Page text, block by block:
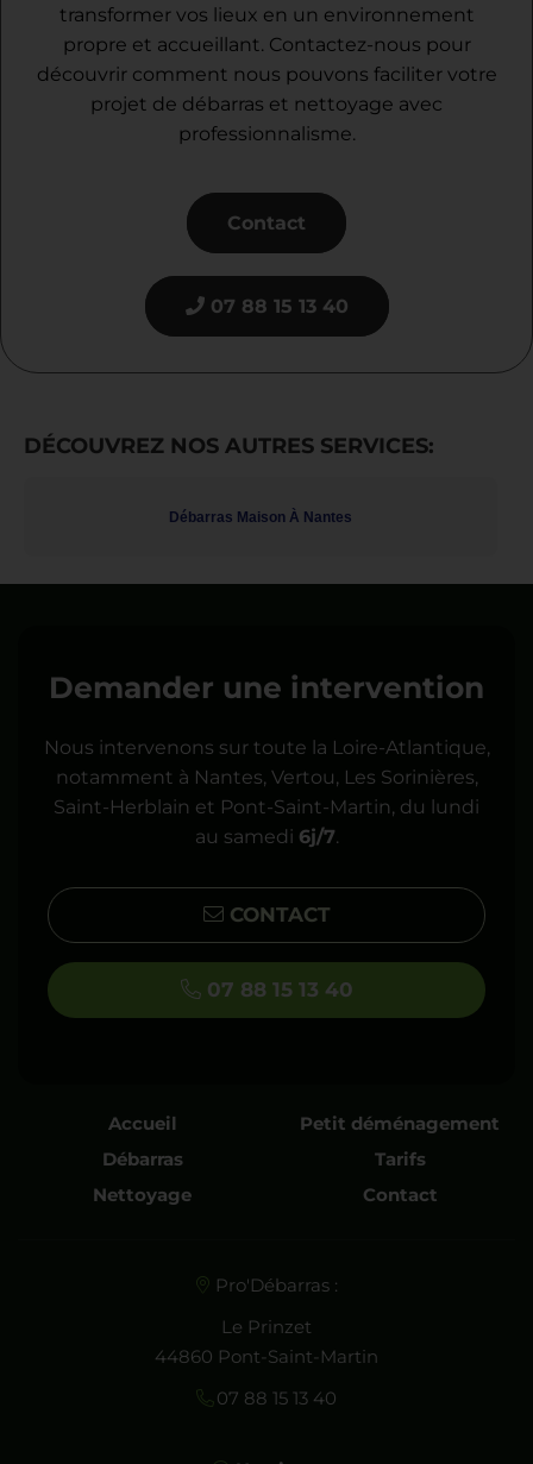
transformer vos lieux en un environnement
propre et accueillant. Contactez-nous pour
découvrir comment nous pouvons faciliter votre
projet de débarras et nettoyage avec
professionnalisme.
Contact
07 88 15 13 40
DÉCOUVREZ NOS AUTRES SERVICES:
Débarras Maison À Nantes
Demander une intervention
Nous intervenons sur toute la Loire-Atlantique,
notamment à Nantes, Vertou, Les Sorinières,
Saint-Herblain et Pont-Saint-Martin, du lundi
au samedi 6j/7.
CONTACT
07 88 15 13 40
Accueil
Débarras
Nettoyage
Petit déménagement
Tarifs
Contact
Pro'Débarras :
Le Prinzet
44860 Pont-Saint-Martin
07 88 15 13 40